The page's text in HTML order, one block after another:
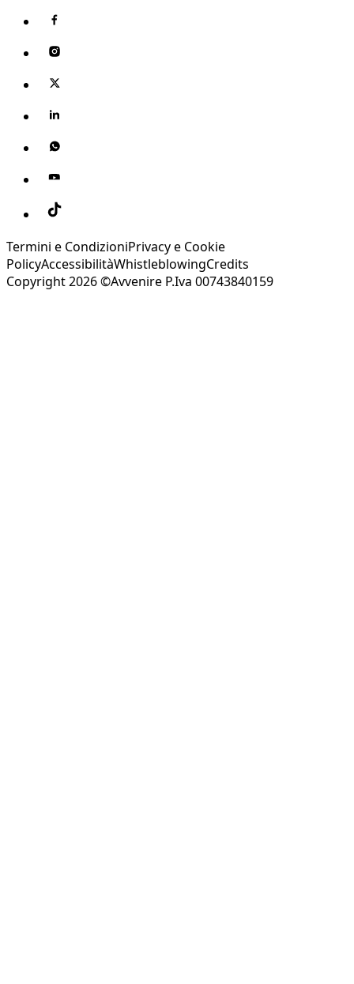
Termini e CondizioniPrivacy e Cookie
PolicyAccessibilitàWhistleblowingCredits
Copyright 2026 ©Avvenire P.Iva 00743840159